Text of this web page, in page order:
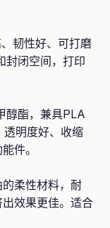
韧性好、可打磨
封闭空间，打印
醇酯，兼具PLA
明度好、收缩
件。
柔性材料，耐
效果更佳。适合